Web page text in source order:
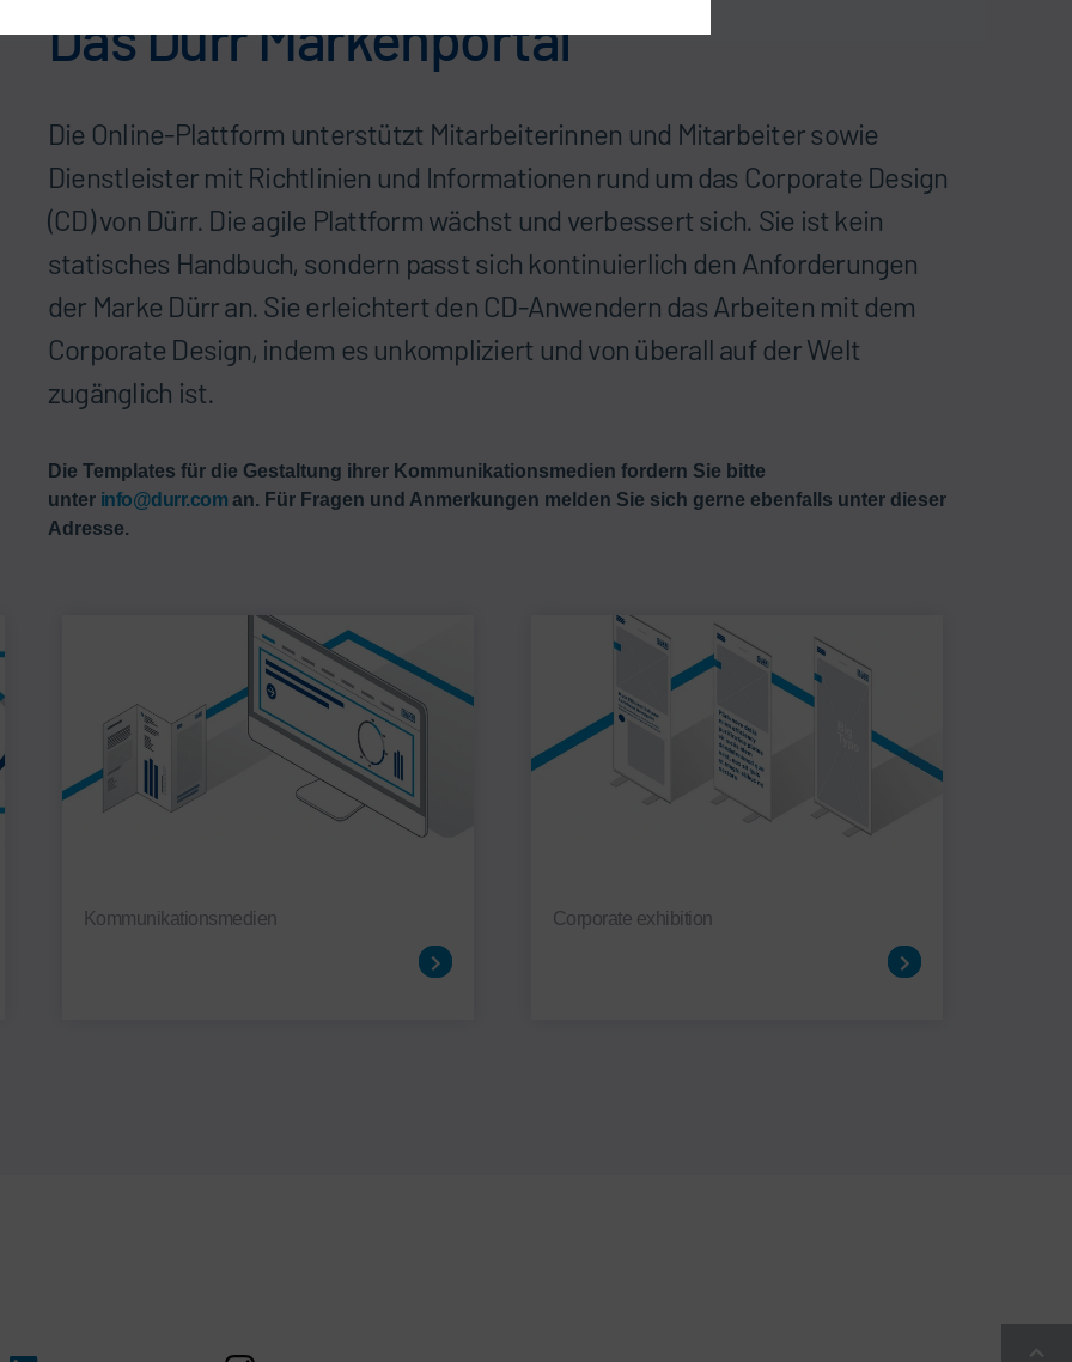
Das Dürr Markenportal
Die Online-Plattform unterstützt Mitarbeiterinnen und Mitarbeiter sowie
Dienstleister mit Richtlinien und Informationen rund um das Corporate Design
(CD) von Dürr. Die agile Plattform wächst und verbessert sich. Sie ist kein
statisches Handbuch, sondern passt sich kontinuierlich den Anforderungen
der Marke Dürr an. Sie erleichtert den CD-Anwendern das Arbeiten mit dem
Corporate Design, indem es unkompliziert und von überall auf der Welt
zugänglich ist.
Die Templates für die Gestaltung ihrer Kommunikationsmedien fordern Sie bitte
unter info@durr.com an. Für Fragen und Anmerkungen melden Sie sich gerne ebenfalls unter dieser
Adresse.
Kommunikationsmedien Corporate exhibition